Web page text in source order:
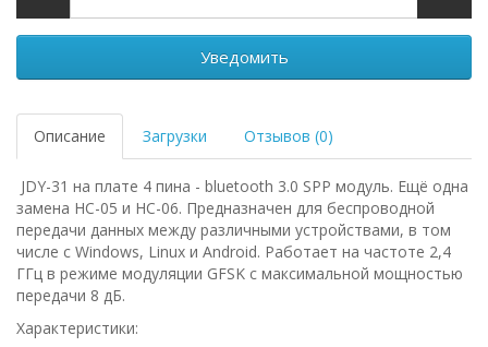
Уведомить
Описание Загрузки Отзывов (0)
JDY-31 на плате 4 пина - bluetooth 3.0 SPP модуль. Ещё одна
замена HC-05 и HC-06. Предназначен для беспроводной
передачи данных между различными устройствами, в том
числе c Windows, Linux и Android. Работает на частоте 2,4
ГГц в режиме модуляции GFSK с максимальной мощностью
передачи 8 дБ.
Характеристики: